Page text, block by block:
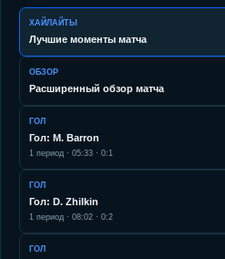
ХАЙЛАЙТЫ
Лучшие моменты матча
ОБЗОР
Расширенный обзор матча
ГОЛ
Гол: M. Barron
1 период · 05:33 · 0:1
ГОЛ
Гол: D. Zhilkin
1 период · 08:02 · 0:2
ГОЛ